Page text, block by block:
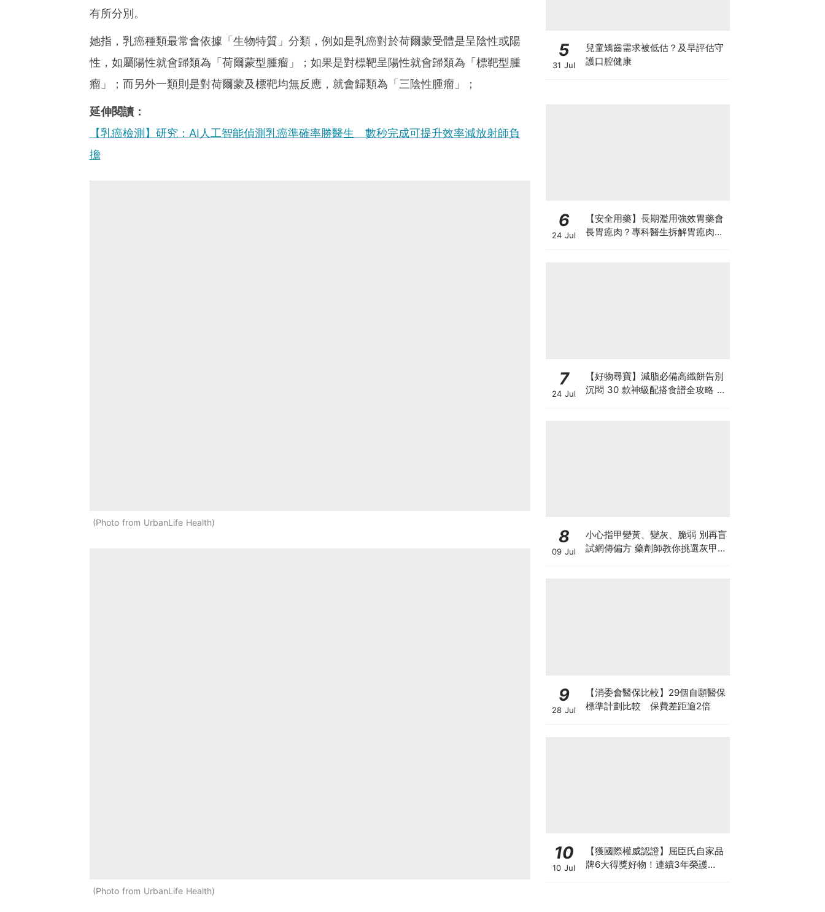
有所分別。
她指，乳癌種類最常會依據「生物特質」分類，例如是乳癌對於荷爾蒙受體是呈陰性或陽
性，如屬陽性就會歸類為「荷爾蒙型腫瘤」；如果是對標靶呈陽性就會歸類為「標靶型腫
瘤」；而另外一類則是對荷爾蒙及標靶均無反應，就會歸類為「三陰性腫瘤」；
延伸閱讀：
【乳癌檢測】研究：AI人工智能偵測乳癌準確率勝醫生 數秒完成可提升效率減放射師負
擔
Photo from UrbanLife Health
Photo from UrbanLife Health
5
31 Jul
兒童矯齒需求被低估？及早評估守
護口腔健康
6
24 Jul
【安全用藥】長期濫用強效胃藥會
長胃瘜肉？專科醫生拆解胃瘜肉癌
7
24 Jul
【好物尋寶】減脂必備高纖餅告別
沉悶 30 款神級配搭食譜全攻略 日
8
09 Jul
小心指甲變黃、變灰、脆弱 別再盲
試網傳偏方 藥劑師教你挑選灰甲產
9
28 Jul
【消委會醫保比較】29個自願醫保
標準計劃比較 保費差距逾2倍
10
10 Jul
【獲國際權威認證】屈臣氏自家品
牌6大得獎好物！連續3年榮護